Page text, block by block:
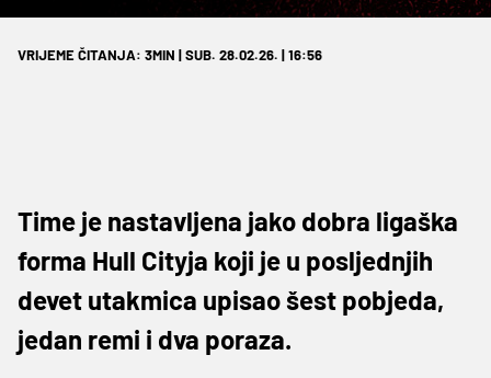
VRIJEME ČITANJA: 3MIN | SUB. 28.02.26. | 16:56
Time je nastavljena jako dobra ligaška
forma Hull Cityja koji je u posljednjih
devet utakmica upisao šest pobjeda,
jedan remi i dva poraza.